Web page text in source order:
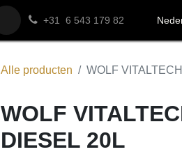
+31 6 543 179 82
Alle producten WOLF VITALTECH
WOLF
20L